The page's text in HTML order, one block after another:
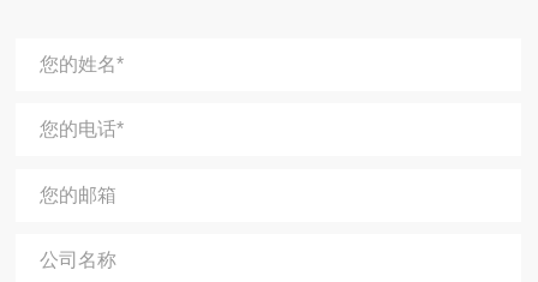
您的姓名*
您的电话*
您的邮箱
公司名称